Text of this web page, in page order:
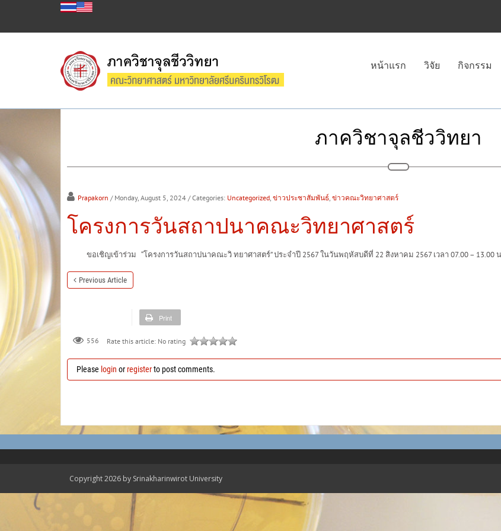
หน้าแรก วิจัย กิจกรรม
ภาควิชาจุลชีววิทยา
Prapakorn / Monday, August 5, 2024 / Categories: Uncategorized ข่าวประชาสัมพันธ์ ข่าวคณะวิทยาศาสตร์
โครงการวันสถาปนาคณะวิทยาศาสตร์
ขอเชิญเข้าร่วม “โครงการวันสถาปนาคณะวิ ทยาศาสตร์” ประจำปี 2567 ในวันพฤหัสบดีที่ 22 สิงหาคม 2567 เวลา 07.00 –
Previous Article
Print
556 Rate this article: No rating
Please login orregisterto post comments.
Copyright 2026 by Srinakharinwirot University